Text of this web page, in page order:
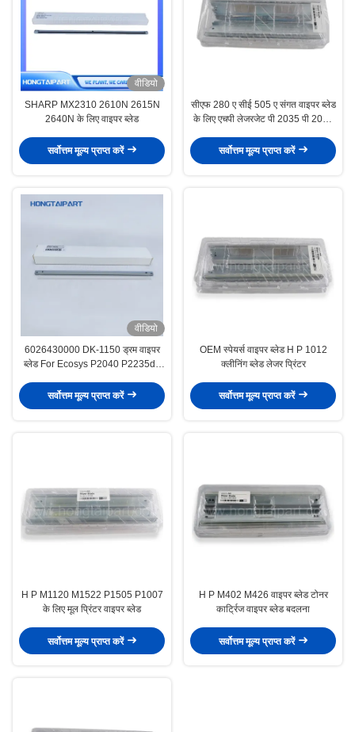
वीडियो
SHARP MX2310 2610N 2615N
2640N के लिए वाइपर ब्लेड
सर्वोत्तम मूल्य प्राप्त करें
सीएफ 280 ए सीई 505 ए संगत वाइपर ब्लेड
के लिए एचपी लेजरजेट पी 2035 पी 2055
सर्वोत्तम मूल्य प्राप्त करें
वीडियो
6026430000 DK-1150 ड्रम वाइपर
ब्लेड For Ecosys P2040 P2235dn
M2635DN M2640 M2735 स्क्वीजी
राकेल
सर्वोत्तम मूल्य प्राप्त करें
OEM स्पेयर्स वाइपर ब्लेड H P 1012
क्लीनिंग ब्लेड लेजर प्रिंटर
सर्वोत्तम मूल्य प्राप्त करें
H P M1120 M1522 P1505 P1007
के लिए मूल प्रिंटर वाइपर ब्लेड
सर्वोत्तम मूल्य प्राप्त करें
H P M402 M426 वाइपर ब्लेड टोनर
कार्ट्रिज वाइपर ब्लेड बदलना
सर्वोत्तम मूल्य प्राप्त करें